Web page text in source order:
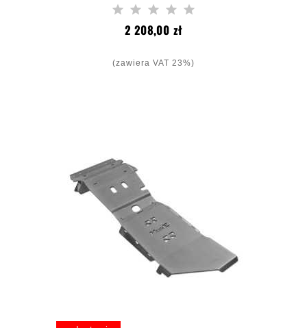
2 208,00 złCena
(zawiera VAT 23%)